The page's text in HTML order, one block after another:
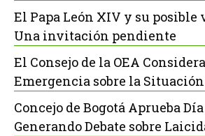
El Papa León XIV y su posible
Una invitación pendiente
El Consejo de la OEA
Emergencia sobre la
Concejo de Bogotá Aprueba
Generando Debate sobre